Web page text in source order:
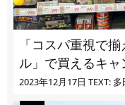
「コスパ重視で揃えた
ル」で買えるキ
2023年12月17日 TEXT: